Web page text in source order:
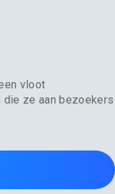
vloot
ze aan bezoekers